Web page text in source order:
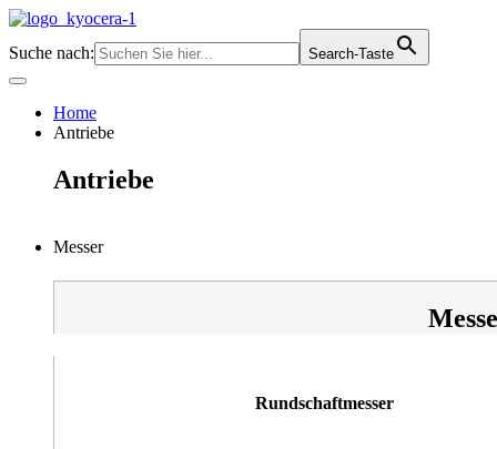
Zum
springen
Suche nach: Search-Taste
Home
Antriebe
Antriebe
Messer
Rundschaftmesser